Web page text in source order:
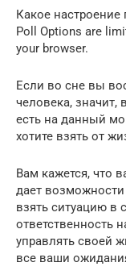
Какое
Poll Options are
your browser.
Если во сне вы
человека, значит,
есть на данный
хотите взять от
Вам кажется, что
дает
взять ситуацию в
ответственность
управлять своей
все ваши